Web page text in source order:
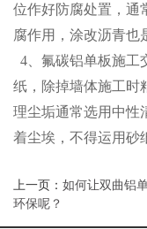
位作好防腐处置，通
腐作用，涂改沥青也
4、氟碳铝单板施工
纸，除掉墙体施工时
理尘垢通常选用中性
着尘埃，不得运用砂
上一页： 如何让双曲铝
环保呢？